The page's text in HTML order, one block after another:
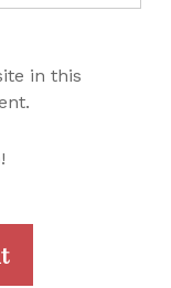
in this